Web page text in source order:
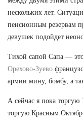
нескольких лет.
пенсионным резервам
девушек подойдет
Тихой сапой Сапа —
Орехово-Зуево
армии мину, бомбу, а
А сейчас я пока торгую
торгую Красным